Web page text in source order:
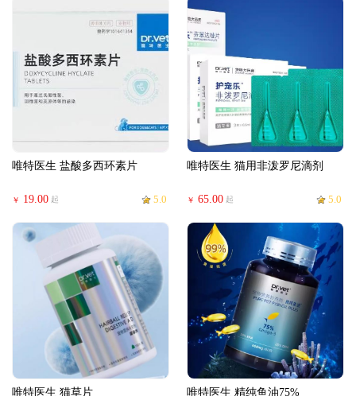
唯特医生 盐酸多西环素片
￥ 19.00 起 5.0
唯特医生 猫用非泼罗尼滴剂
￥ 65.00 起 5.0
唯特医生 猫草片 唯特医生 精纯鱼油75%